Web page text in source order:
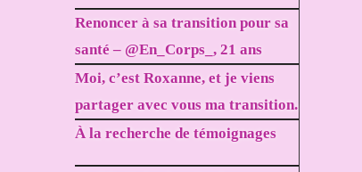
Renoncer à sa transition pour sa
santé – @En_Corps_, 21 ans
Moi, c’est Roxanne, et je viens
partager avec vous ma transition.
À la recherche de témoignages